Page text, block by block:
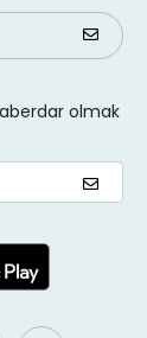
olmak